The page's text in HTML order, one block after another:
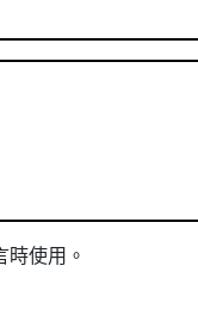
使用。